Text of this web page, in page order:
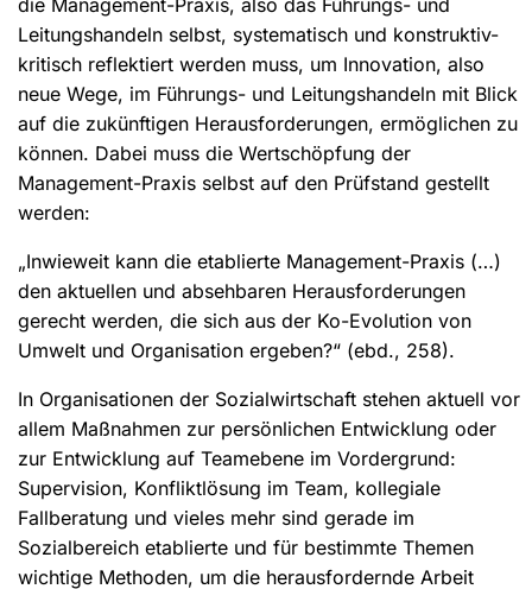
Leitungshandeln selbst, systematisch und konstruktiv-
kritisch reflektiert werden muss, um Innovation, also
neue Wege, im Führungs- und Leitungshandeln mit Blick
auf die zukünftigen Herausforderungen, ermöglichen zu
können. Dabei muss die Wertschöpfung der
Management-Praxis selbst auf den Prüfstand gestellt
werden:
„Inwieweit kann die etablierte Management-Praxis (…)
den aktuellen und absehbaren Herausforderungen
gerecht werden, die sich aus der Ko-Evolution von
Umwelt und Organisation ergeben?“ (ebd., 258).
In Organisationen der Sozialwirtschaft stehen aktuell vor
allem Maßnahmen zur persönlichen Entwicklung oder
zur Entwicklung auf Teamebene im Vordergrund:
Supervision, Konfliktlösung im Team, kollegiale
Fallberatung und vieles mehr sind gerade im
Sozialbereich etablierte und für bestimmte Themen
wichtige Methoden, um die herausfordernde Arbeit